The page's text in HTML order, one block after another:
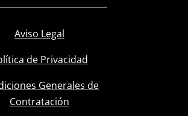
Aviso Legal
de Privacidad
Generales de
Contratación